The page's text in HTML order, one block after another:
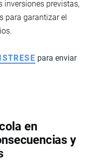
inversiones previstas,
para garantizar el
para enviar
en
y